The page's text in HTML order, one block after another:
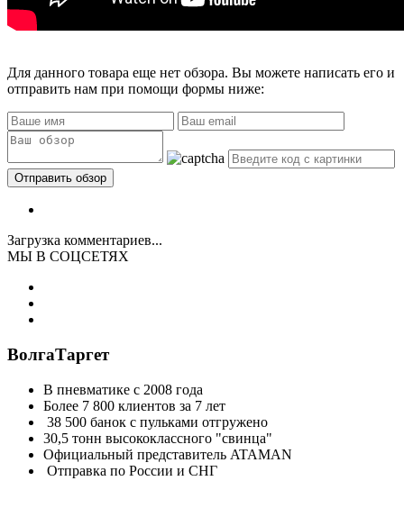
Для данного товара еще нет обзора. Вы можете написать его и
отправить нам при помощи формы ниже:
Загрузка комментариев...
МЫ В СОЦСЕТЯХ
ВолгаТаргет
В пневматике с 2008 года
Более 7 800 клиентов за 7 лет
38 500 банок с пульками отгружено
30,5 тонн высококлассного "свинца"
Официальный представитель ATAMAN
Отправка по России и СНГ